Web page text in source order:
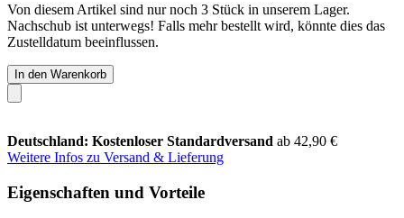
Von diesem Artikel sind nur noch 3 Stück in unserem Lager.
Nachschub ist unterwegs! Falls mehr bestellt wird, könnte dies das
Zustelldatum beeinflussen.
In den Warenkorb
Deutschland: Kostenloser Standardversand ab 42,90 €
Weitere Infos zu Versand & Lieferung
Eigenschaften und Vorteile